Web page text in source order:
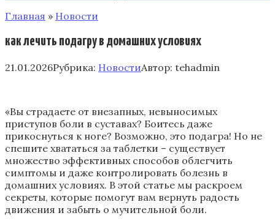
Главная » Новости
как лечить подагру в домашних условиях
21.01.2026Рубрика: НовостиАвтор: tehadmin
«Вы страдаете от внезапных, невыносимых
приступов боли в суставах? Боитесь даже
прикоснуться к ноге? Возможно, это подагра! Но не
спешите хвататься за таблетки – существует
множество эффективных способов облегчить
симптомы и даже контролировать болезнь в
домашних условиях. В этой статье мы раскроем
секреты, которые помогут вам вернуть радость
движения и забыть о мучительной боли.